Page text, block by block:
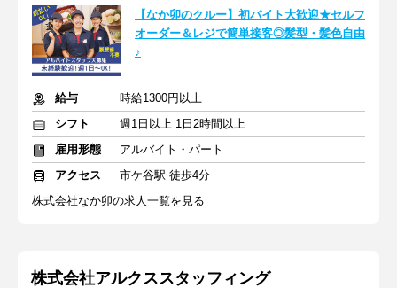
【なか卯のクルー】初バイト大歓迎★セルフ
オーダー＆レジで簡単接客◎髪型・髪色自由
♪
給与
時給1300円以上
シフト
週1日以上 1日2時間以上
雇用形態
アルバイト・パート
アクセス
市ケ谷駅 徒歩4分
株式会社なか卯の求人一覧を見る
株式会社アルクススタッフィング